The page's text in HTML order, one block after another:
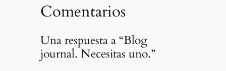
Comentarios
Una respuesta a “Blog
journal. Necesitas uno.”